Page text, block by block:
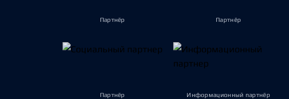
Партнёр Партнёр
Партнёр Информационный партнёр